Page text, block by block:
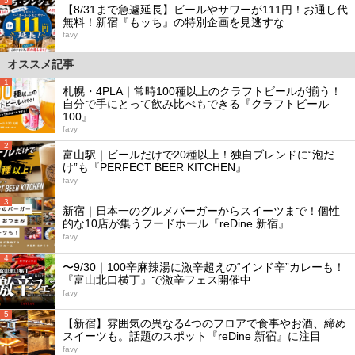
【8/31まで急遽延長】ビールやサワーが111円！お通し代
無料！新宿『もッち』の特別企画を見逃すな
favy
オススメ記事
1
札幌・4PLA｜常時100種以上のクラフトビールが揃う！
自分で手にとって飲み比べもできる『クラフトビール
100』
favy
2
富山駅｜ビールだけで20種以上！独自ブレンドに“泡だ
け”も『PERFECT BEER KITCHEN』
favy
3
新宿｜日本一のグルメバーガーからスイーツまで！個性
的な10店が集うフードホール『reDine 新宿』
favy
4
〜9/30｜100辛麻辣湯に激辛超えの“インド辛”カレーも！
『富山北口横丁』で激辛フェス開催中
favy
5
【新宿】雰囲気の異なる4つのフロアで食事やお酒、締め
スイーツも。話題のスポット『reDine 新宿』に注目
favy